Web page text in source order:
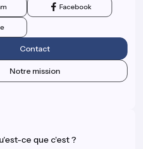
Facebook
Contact
Notre mission
ce que c'est ?